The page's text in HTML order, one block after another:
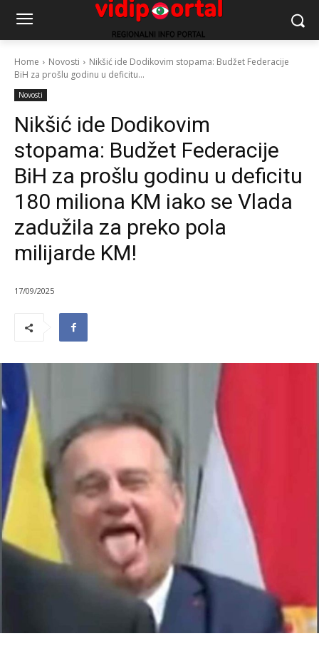
Home Novosti
Nikšić ide Dodikovim stopama: Budžet Federacije
BiH za prošlu godinu u deficitu...
Novosti
Nikšić ide Dodikovim
stopama: Budžet Federacije
BiH za prošlu godinu u deficitu
180 miliona KM iako se Vlada
zadužila za preko pola
milijarde KM!
17/09/2025